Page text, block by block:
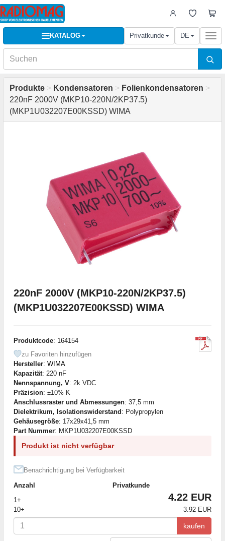
KATALOG Privatkunde DE
Produkte > Kondensatoren > Folienkondensatoren >
220nF 2000V (MKP10-220N/2KP37.5)
(MKP1U032207E00KSSD) WIMA
220nF 2000V (MKP10-220N/2KP37.5)
(MKP1U032207E00KSSD) WIMA
Produktcode: 164154
zu Favoriten hinzufügen
Hersteller: WIMA
Kapazität: 220 nF
Nennspannung, V: 2k VDC
Präzision: ±10% K
Anschlussraster und Abmessungen: 37,5 mm
Dielektrikum, Isolationswiderstand: Polypropylen
Gehäusegröße: 17x29x41,5 mm
Part Nummer: MKP1U032207E00KSSD
Produkt ist nicht verfügbar
Benachrichtigung bei Verfügbarkeit
Anzahl
Privatkunde
1+
4.22 EUR
10+ 3.92 EUR
kaufen